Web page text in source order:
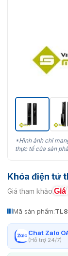
*Hình ảnh chỉ
thực tế của sản
Khóa điện tử
Giá tham khảo:Giá
Mã sản phẩm:
Chat Zalo
(Hỗ trợ 24/7)